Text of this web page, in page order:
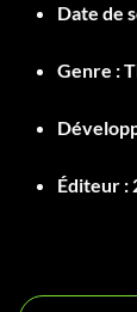
Date de
Genre :
Éditeur :